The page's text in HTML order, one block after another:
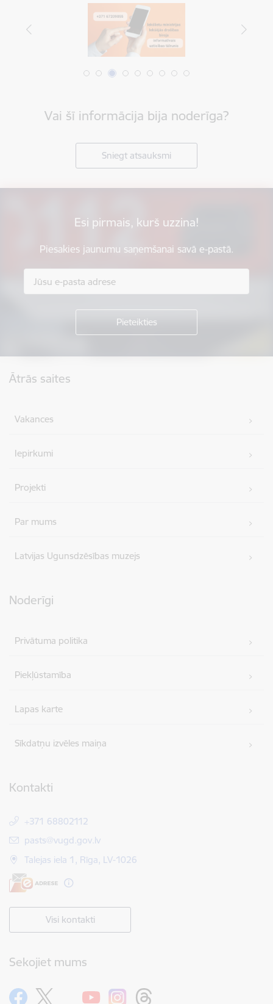
Vai šī informācija bija noderīga?
Sniegt atsauksmi
Esi pirmais, kurš uzzina!
Piesakies jaunumu saņemšanai savā e-pastā.
Ātrās saites
Vakances
Iepirkumi
Projekti
Par mums
Latvijas Ugunsdzēsības muzejs
Noderīgi
Privātuma politika
Piekļūstamība
Lapas karte
Sīkdatņu izvēles maiņa
Kontakti
+371 68802112
E-pasts:
pasts@vugd.gov.lv
Talejas iela 1, Rīga, LV-1026
Visi kontakti
Sekojiet mums